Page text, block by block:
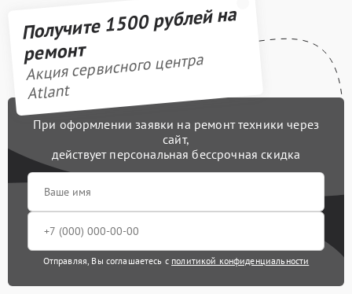
Получите 1500 рублей на
ремонт
Акция сервисного центра
Atlant
При оформлении заявки на ремонт техники через
сайт,
действует персональная бессрочная скидка
Отправляя, Вы соглашаетесь с политикой конфиденциальности